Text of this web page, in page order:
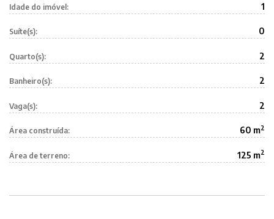
Idade do imóvel: 1
Suíte(s): 0
Quarto(s): 2
Banheiro(s): 2
Vaga(s): 2
Área construída: 60 m2
Área de terreno: 125 m2